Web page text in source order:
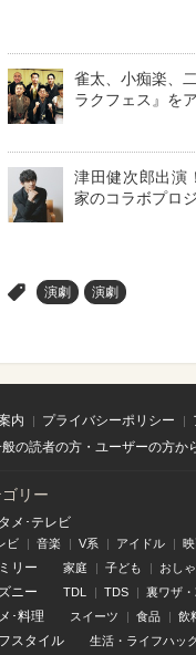
雀太、小痴楽、
ラクフェス』を
津田健次郎出演
家のコラボプロ
演劇 演劇
内 プライバシーポリシー
の読者の方・ユーザーの方か
リー
メ･テレビ
ビ 音楽 V系 アイドル
リー 家庭 子ども おし
ニー TDL TDS 裏ワザ
･料理 スイーツ 食品 飲
スタイル 生活・ライフハック